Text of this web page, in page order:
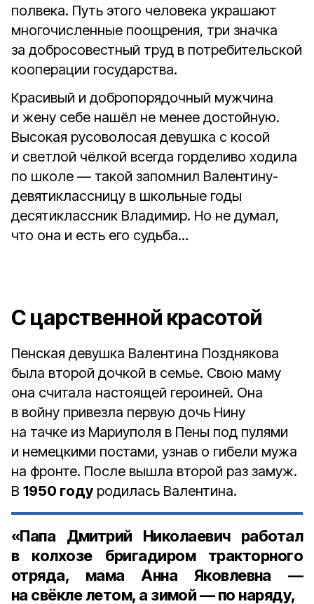
полвека. Путь этого человека украшают
многочисленные поощрения, три значка
за добросовестный труд в потребительской
кооперации государства.
Красивый и добропорядочный мужчина
и жену себе нашёл не менее достойную.
Высокая русоволосая девушка с косой
и светлой чёлкой всегда горделиво ходила
по школе — такой запомнил Валентину-
девятиклассницу в школьные годы
десятиклассник Владимир. Но не думал,
что она и есть его судьба…
С царственной красотой
Пенская девушка Валентина Позднякова
была второй дочкой в семье. Свою маму
она считала настоящей героиней. Она
в войну привезла первую дочь Нину
на тачке из Мариуполя в Пены под пулями
и немецкими постами, узнав о гибели мужа
на фронте. После вышла второй раз замуж.
В 1950 году родилась Валентина.
«Папа Дмитрий Николаевич работал
в колхозе бригадиром тракторного
отряда, мама Анна Яковлевна —
на свёкле летом, а зимой — по наряду,